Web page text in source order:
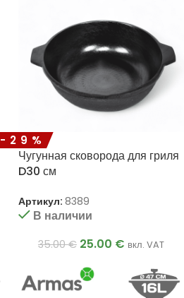
-29%
Чугунная сковорода для гриля
D30 см
Артикул: 8389
В наличии
35.00€ 25.00 € вкл. VAT